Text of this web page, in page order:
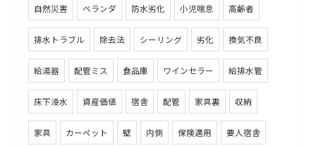
自然災害 ベランダ 防水劣化 小児喘息 高齢者
排水トラブル 除去法 シーリング 劣化 換気不良
給湯器 配管ミス 食品庫 ワインセラー 給排水管
床下浸水 資産価値 宿舎 配管 家具裏 収納
家具 カーペット 壁 内側 保険適用 要人宿舎